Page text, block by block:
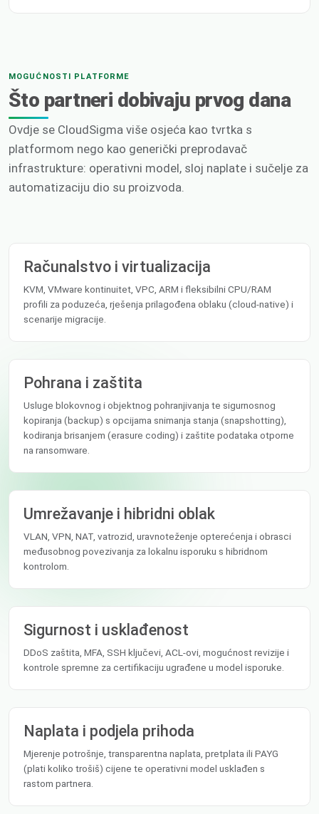
MOGUĆNOSTI PLATFORME
Što partneri dobivaju prvog dana
Ovdje se CloudSigma više osjeća kao tvrtka s
platformom nego kao generički preprodavač
infrastrukture: operativni model, sloj naplate i sučelje za
automatizaciju dio su proizvoda.
Računalstvo i virtualizacija
KVM, VMware kontinuitet, VPC, ARM i fleksibilni CPU/RAM
profili za poduzeća, rješenja prilagođena oblaku (cloud-native) i
scenarije migracije.
Pohrana i zaštita
Usluge blokovnog i objektnog pohranjivanja te sigurnosnog
kopiranja (backup) s opcijama snimanja stanja (snapshotting),
kodiranja brisanjem (erasure coding) i zaštite podataka otporne
na ransomware.
Umrežavanje i hibridni oblak
VLAN, VPN, NAT, vatrozid, uravnoteženje opterećenja i obrasci
međusobnog povezivanja za lokalnu isporuku s hibridnom
kontrolom.
Sigurnost i usklađenost
DDoS zaštita, MFA, SSH ključevi, ACL-ovi, mogućnost revizije i
kontrole spremne za certifikaciju ugrađene u model isporuke.
Naplata i podjela prihoda
Mjerenje potrošnje, transparentna naplata, pretplata ili PAYG
(plati koliko trošiš) cijene te operativni model usklađen s
rastom partnera.